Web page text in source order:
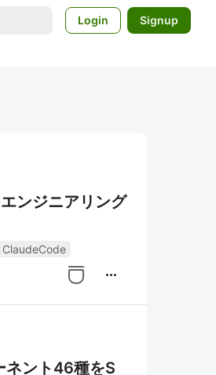
Login Signup
ンジニアリング
ClaudeCode
more_horiz
ント46種をS